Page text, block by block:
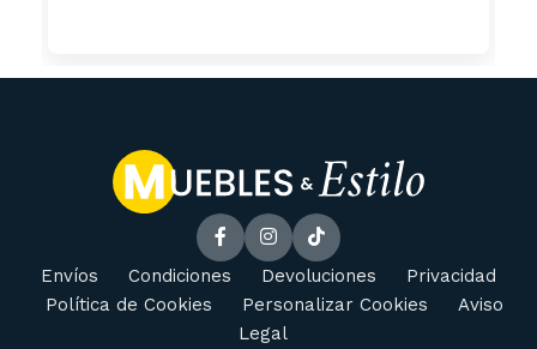
Envíos Condiciones Devoluciones
Privacidad
Política de Cookies
Personalizar Cookies
Aviso
Legal